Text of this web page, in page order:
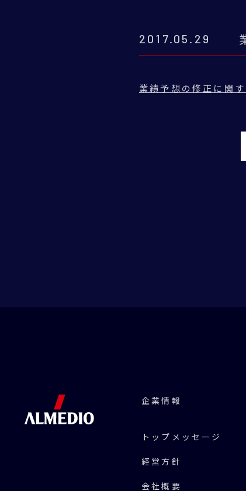
2017.05.29
業績予想の修正に関
企業情報
トップメッセージ
経営方針
会社概要